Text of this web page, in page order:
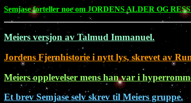
Semjase forteller noe om JORDENS ALDER OG
Meiers versjon av Talmud Immanuel.
Jordens Fjernhistorie i nytt lys, skrevet av
Meiers opplevelser mens han var i
Et brev Semjase selv skrev til Meiers gruppe.